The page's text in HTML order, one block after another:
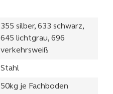
355 silber, 633 schwarz,
645 lichtgrau, 696
verkehrsweiß
Stahl
50kg je Fachboden